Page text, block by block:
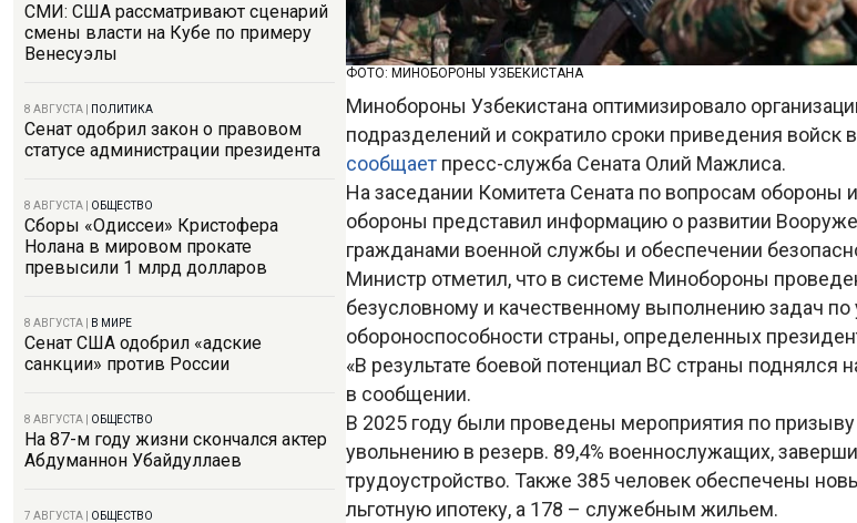
СМИ: США рассматривают сценарий
смены власти на Кубе по примеру
Венесуэлы
8 АВГУСТА ПОЛИТИКА
Сенат одобрил закон о правовом
статусе администрации президента
8 АВГУСТА ОБЩЕСТВО
Сборы «Одиссеи» Кристофера
Нолана в мировом прокате
превысили 1 млрд долларов
8 АВГУСТА В МИРЕ
Сенат США одобрил «адские
санкции» против России
8 АВГУСТА ОБЩЕСТВО
На 87-м году жизни скончался актер
Абдуманнон Убайдуллаев
7 АВГУСТА ОБЩЕСТВО
ФОТО: МИНОБОРОНЫ УЗБЕКИСТАНА
Минобороны Узбекистана оптимизировало
подразделений и сократило сроки приведения войск
сообщает пресс-служба Сената Олий Мажлиса.
На заседании Комитета Сената по вопросам обороны
обороны представил информацию о развитии
гражданами военной службы и обеспечении
Министр отметил, что в системе Минобороны
безусловному и качественному выполнению задач
обороноспособности страны, определенных
«В результате боевой потенциал ВС страны поднялся
в сообщении.
В 2025 году были проведены мероприятия по
увольнению в резерв. 89,4% военнослужащих,
трудоустройство. Также 385 человек обеспечены
льготную ипотеку, а 178 – служебным жильем.